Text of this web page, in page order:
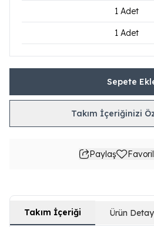
1 Adet
1 Adet
Sepete
Takım İçeriğinizi
Paylaş
Takım İçeriği Ürün